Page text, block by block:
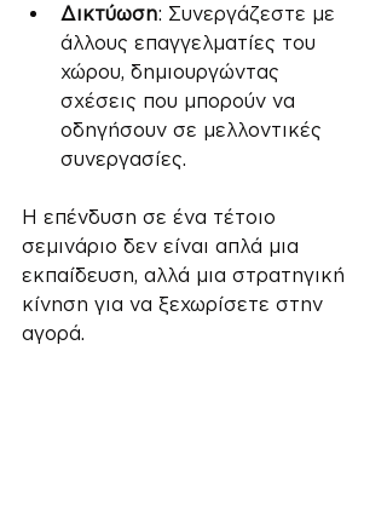
Δικτύωση: Συνεργάζεστε με
άλλους επαγγελματίες του
χώρου, δημιουργώντας
σχέσεις που μπορούν να
οδηγήσουν σε μελλοντικές
συνεργασίες.
Η επένδυση σε ένα τέτοιο
σεμινάριο δεν είναι απλά μια
εκπαίδευση, αλλά μια στρατηγική
κίνηση για να ξεχωρίσετε στην
αγορά.